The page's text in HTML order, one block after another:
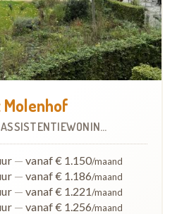
— vanaf € 1.150/maand
— vanaf € 1.186/maand
— vanaf € 1.221/maand
— vanaf € 1.256/maand